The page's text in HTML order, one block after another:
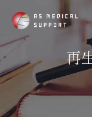
会社概要
COMPANY
再
Navigated to 【